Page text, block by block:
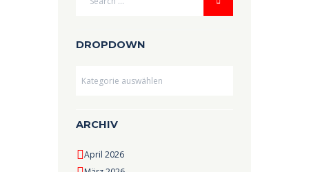
DROPDOWN
ARCHIV
April 2026